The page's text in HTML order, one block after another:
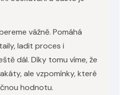
vážně. Pomáhá
ladit proces i
dál. Díky tomu víme, že
ale vzpomínky, které
hodnotu.